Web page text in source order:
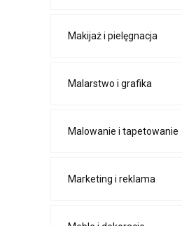
Makijaż i pielęgnacja
Malarstwo i grafika
Malowanie i tapetowanie
Marketing i reklama